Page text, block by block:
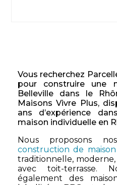
Vous recherchez
pour construire une
Belleville dans le
Maisons Vivre Plus,
ans d’expérience
maison individuelle en
Nous proposons
construction de
traditionnelle,
avec toit-terrasse.
également des